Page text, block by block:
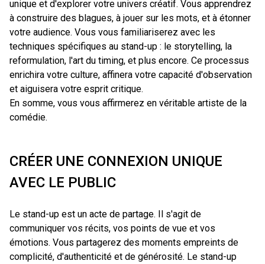
unique et d'explorer votre univers créatif. Vous apprendrez
à construire des blagues, à jouer sur les mots, et à étonner
votre audience. Vous vous familiariserez avec les
techniques spécifiques au stand-up : le storytelling, la
reformulation, l'art du timing, et plus encore. Ce processus
enrichira votre culture, affinera votre capacité d'observation
et aiguisera votre esprit critique.
En somme, vous vous affirmerez en véritable artiste de la
comédie.
CRÉER UNE CONNEXION UNIQUE
AVEC LE PUBLIC
Le stand-up est un acte de partage. Il s'agit de
communiquer vos récits, vos points de vue et vos
émotions. Vous partagerez des moments empreints de
complicité, d'authenticité et de générosité. Le stand-up